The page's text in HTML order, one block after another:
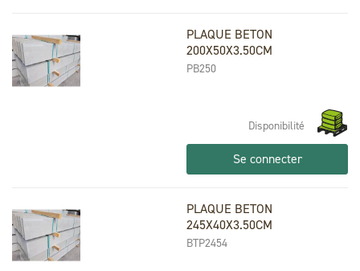
PLAQUE BETON
200X50X3.50CM
PB250
Disponibilité
Se connecter
PLAQUE BETON
245X40X3.50CM
BTP2454